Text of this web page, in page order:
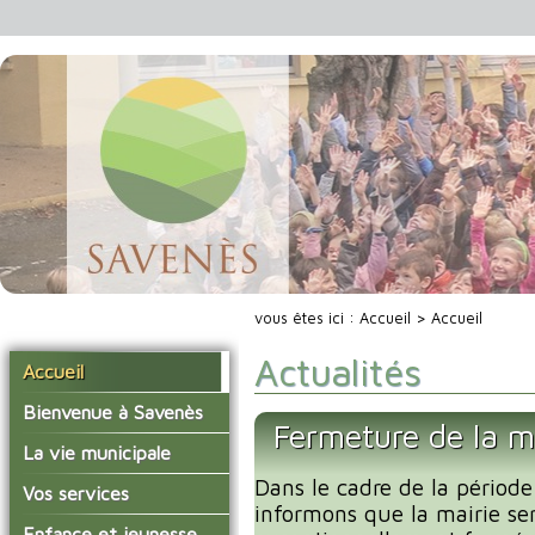
Accueil
Bienvenue à Savenès
Situer Savenès
Savenès en chiffre
L'histoire du village
La vie municipale
Vos élus
Les compte-rendus du
Vos services
La mairie
vous êtes ici : Accueil > Accueil
Actualités
Fermeture de la
Dans le cadre de la
informons que la mairie